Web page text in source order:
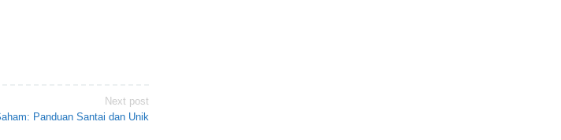
Next post
Panduan Santai dan Unik